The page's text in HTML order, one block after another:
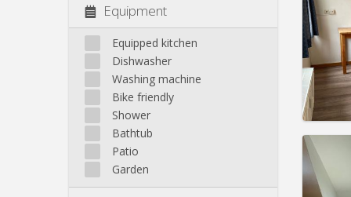
Equipment
Equipped kitchen
Dishwasher
Washing machine
Bike friendly
Shower
Bathtub
Patio
Garden
Rent: